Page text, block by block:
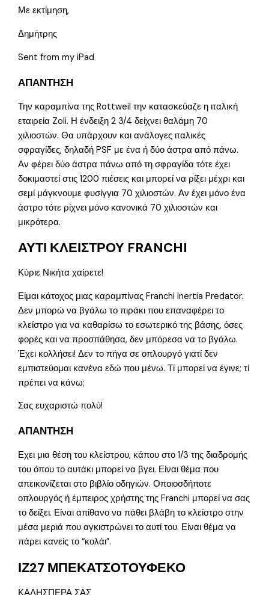
Με εκτίμηση,
Δημήτρης
Sent from my iPad
ΑΠΑΝΤΗΣΗ
Την καραμπίνα της Rottweil την κατασκεύαζε η ιταλική
εταιρεία Zoli. Η ένδειξη 2 3/4 δείχνει θαλάμη 70
χιλιοστών. Θα υπάρχουν και ανάλογες ιταλικές
σφραγίδες, δηλαδή PSF με ένα ή δύο άστρα από πάνω.
Αν φέρει δύο άστρα πάνω από τη σφραγίδα τότε έχει
δοκιμαστεί στις 1200 πιέσεις και μπορεί να ρίξει μέχρι και
σεμί μάγκνουμε φυσίγγια 70 χιλιοστών. Αν έχει μόνο ένα
άστρο τότε ρίχνει μόνο κανονικά 70 χιλιοστών και
μικρότερα.
ΑΥΤΙ ΚΛΕΙΣΤΡΟΥ FRANCHI
Κύριε Νικήτα χαίρετε!
Είμαι κάτοχος μιας καραμπίνας Franchi Inertia Predator.
Δεν μπορώ να βγάλω το πιράκι που επαναφέρει το
κλείστρο για να καθαρίσω το εσωτερικό της βάσης, όσες
φορές και να προσπάθησα, δεν μπόρεσα να το βγάλω.
Έχει κολλήσει! Δεν το πήγα σε οπλουργό γιατί δεν
εμπιστεύομαι κανένα εδώ που μένω. Τί μπορεί να έγινε; τί
πρέπει να κάνω;
Σας ευχαριστώ πολύ!
ΑΠΑΝΤΗΣΗ
Εχει μια θέση του κλείστρου, κάπου στο 1/3 της διαδρομής
του όπου το αυτάκι μπορεί να βγει. Είναι θέμα που
απεικονίζεται στο βιβλίο οδηγιών. Οποιοσδήποτε
οπλουργός ή έμπειρος χρήστης της Franchi μπορεί να σας
το δείξει. Είναι απίθανο να πάθει βλάβη το κλείστρο στην
μέσα μεριά που αγκιστρώνει το αυτί του. Είναι θέμα να
πάρει κανείς το “κολάι”.
ΙΖ27 ΜΠΕΚΑΤΣΟΤΟΥΦΕΚΟ
ΚΑΛΗΣΠΕΡΑ ΣΑΣ